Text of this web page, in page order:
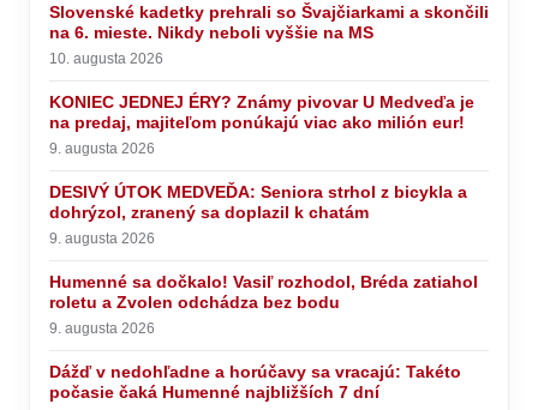
Slovenské kadetky prehrali so Švajčiarkami a skončili
na 6. mieste. Nikdy neboli vyššie na MS
10. augusta 2026
KONIEC JEDNEJ ÉRY? Známy pivovar U Medveďa je
na predaj, majiteľom ponúkajú viac ako milión eur!
9. augusta 2026
DESIVÝ ÚTOK MEDVEĎA: Seniora strhol z bicykla a
dohrýzol, zranený sa doplazil k chatám
9. augusta 2026
Humenné sa dočkalo! Vasiľ rozhodol, Bréda zatiahol
roletu a Zvolen odchádza bez bodu
9. augusta 2026
Dážď v nedohľadne a horúčavy sa vracajú: Takéto
počasie čaká Humenné najbližších 7 dní